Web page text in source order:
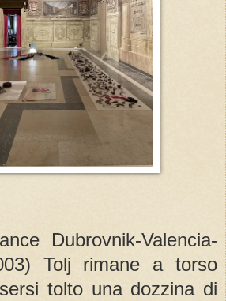
Dubrovnik-Valencia-
Tolj rimane a torso
tolto una dozzina di